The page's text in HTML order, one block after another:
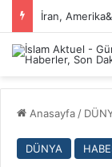
İran,
Anasayfa /
DÜNYA